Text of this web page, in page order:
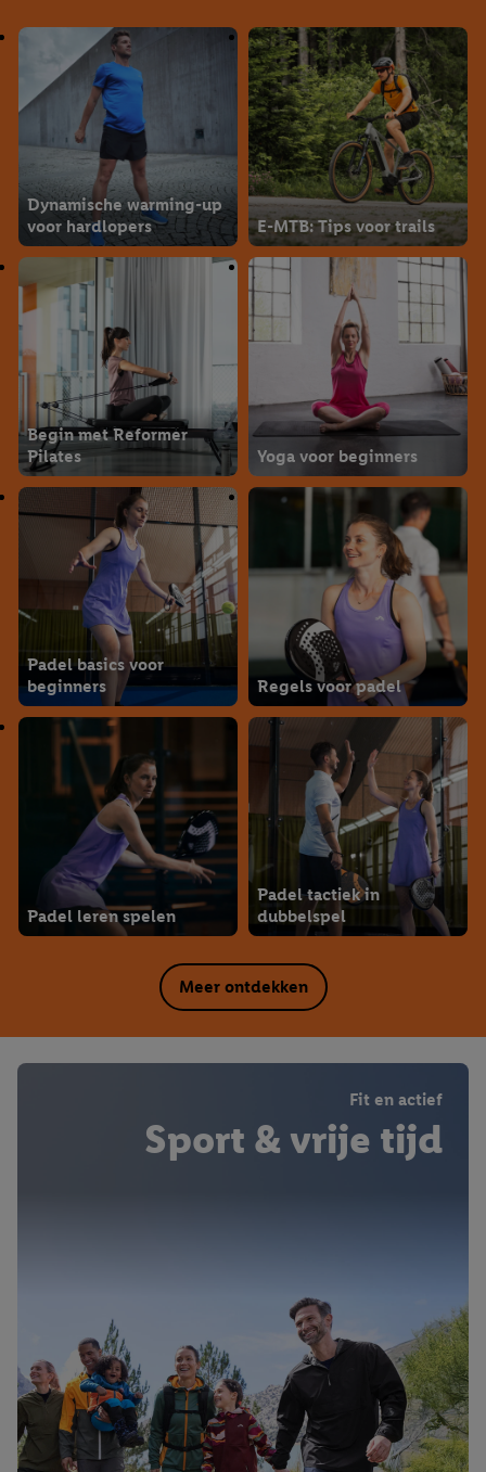
Dynamische warming-up
voor hardlopers
E-MTB: Tips voor trails
Begin met Reformer
Pilates
Yoga voor beginners
Padel basics voor
beginners
Regels voor padel
Padel leren spelen
Padel tactiek in
dubbelspel
Meer ontdekken
Fit en actief
Sport & vrije tijd